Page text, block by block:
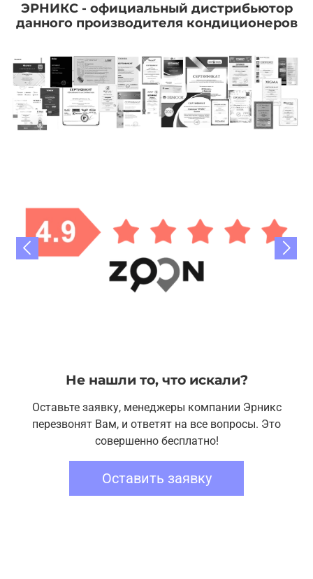
ЭРНИКС - официальный дистрибьютор
данного производителя кондиционеров
Не нашли то, что искали?
Оставьте заявку, менеджеры компании Эрникс
перезвонят Вам, и ответят на все вопросы. Это
совершенно бесплатно!
Оставить заявку